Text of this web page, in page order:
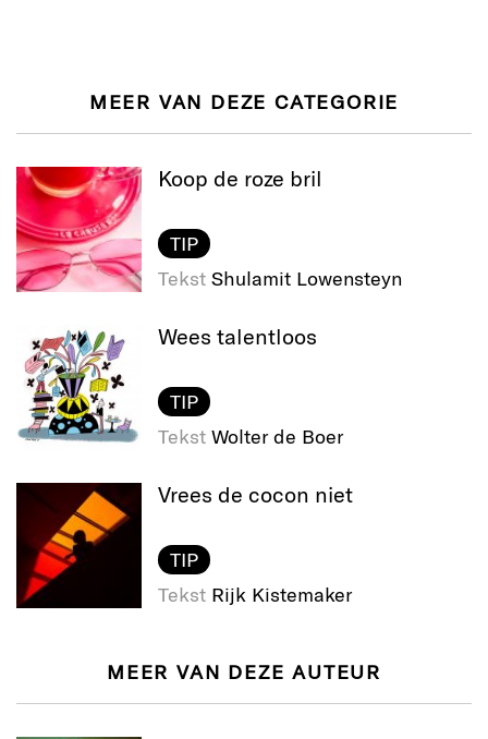
MEER VAN DEZE CATEGORIE
Koop de roze bril
TIP
Tekst Shulamit Lowensteyn
Wees talentloos
TIP
Tekst Wolter de Boer
Vrees de cocon niet
TIP
Tekst Rijk Kistemaker
MEER VAN DEZE AUTEUR